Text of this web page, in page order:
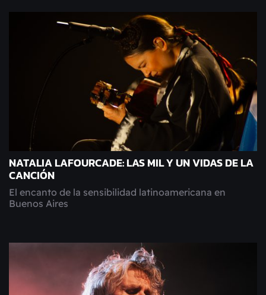
NATALIA LAFOURCADE: LAS MIL Y UN VIDAS DE LA
CANCIÓN
El encanto de la sensibilidad latinoamericana en
Buenos Aires